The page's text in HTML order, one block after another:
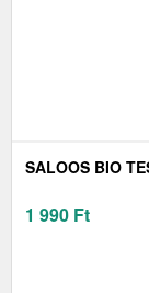
SALOOS BIO
1 990 Ft